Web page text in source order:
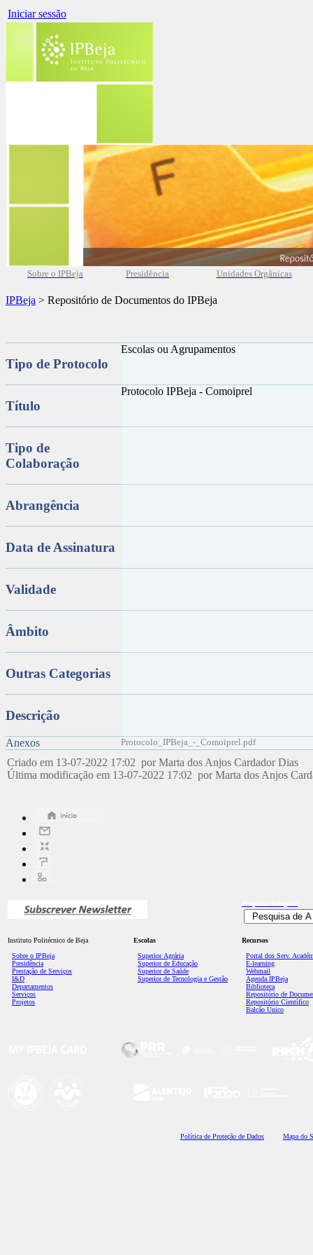
Iniciar sessão
Sobre o IPBeja Presidência Unidades Orgânicas
IPBeja > Repositório de Documentos do IPBeja
Tipo de Protocolo
Escolas ou Agrupamentos
Título
Protocolo IPBeja - Comoiprel
Tipo de
Colaboração
Abrangência
Data de Assinatura
Validade
Âmbito
Outras Categorias
Descrição
Anexos Protocolo_IPBeja_-_Comoiprel.pdf
Criado em 13-07-2022 17:02 por Marta dos Anjos Cardador Dias
Última modificação em 13-07-2022 17:02 por Marta dos Anjos
Instituto Politécnico de Beja
Sobre o IPBeja
Presidência
Prestação de Serviços
I&D
Departamentos
Serviços
Projetos
Escolas
Superior Agrária
Superior de Educação
Superior de Saúde
Superior de Tecnologia e Gestão
Recursos
Portal dos Serv.
E-learning
Webmail
Agenda IPBeja
Biblioteca
Repositório de
Repositório Científico
Balcão Único
Política de Proteção de Dados Mapa do